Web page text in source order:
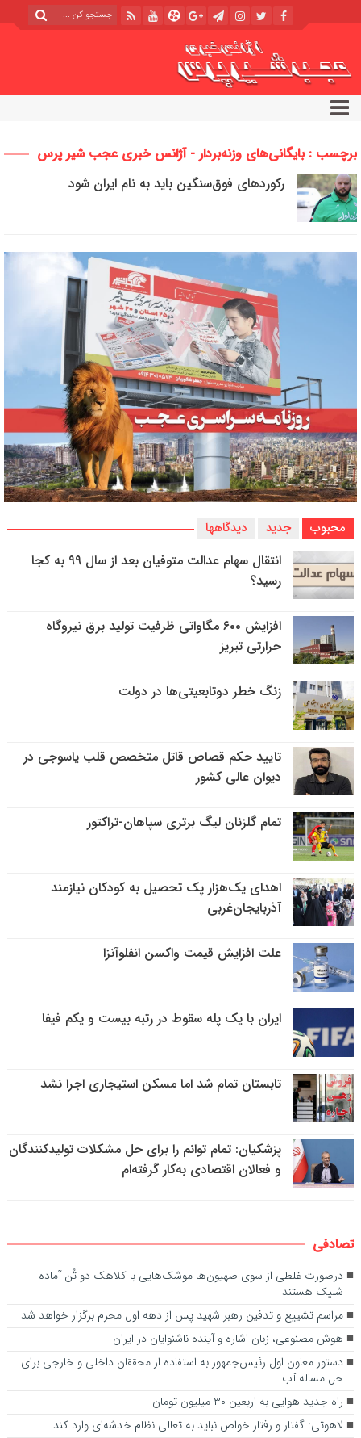
برچسب : بایگانی‌های وزنه‌بردار - آژانس خبری عجب شیر پرس
رکوردهای فوق‌سنگین باید به نام ایران شود
محبوب جدید دیدگاهها
انتقال سهام عدالت متوفیان بعد از سال ۹۹ به کجا
رسید؟
افزایش ۶۰۰ مگاواتی ظرفیت تولید برق نیروگاه
حرارتی تبریز
زنگ خطر دوتابعیتی‌ها در دولت
تایید حکم قصاص قاتل متخصص قلب یاسوجی در
دیوان عالی کشور
تمام گلزنان لیگ‌ برتری سپاهان-تراکتور
اهدای یک‌هزار پک تحصیل به کودکان نیازمند
آذربایجان‌غربی
علت افزایش قیمت واکسن انفلوآنزا
ایران با یک پله سقوط در رتبه بیست و یکم فیفا
تابستان تمام شد اما مسکن استیجاری اجرا نشد
پزشکیان: تمام توانم را برای حل مشکلات تولیدکنندگان
و فعالان اقتصادی به‌کار گرفته‌ام
تصادفی
درصورت غلطی از سوی صهیون‌ها موشک‌هایی با کلاهک دو تُن آماده
شلیک هستند
مراسم تشییع و تدفین رهبر شهید پس از دهه اول محرم برگزار خواهد شد
هوش مصنوعی، زبان اشاره و آینده ناشنوایان در ایران
دستور معاون اول رئیس‌جمهور به استفاده از محققان داخلی و خارجی برای
حل مساله آب
راه جدید هوایی به اربعین ۳۰ میلیون تومان
لاهوتی: گفتار و رفتار خواص نباید به تعالی نظام خدشه‌ای وارد کند